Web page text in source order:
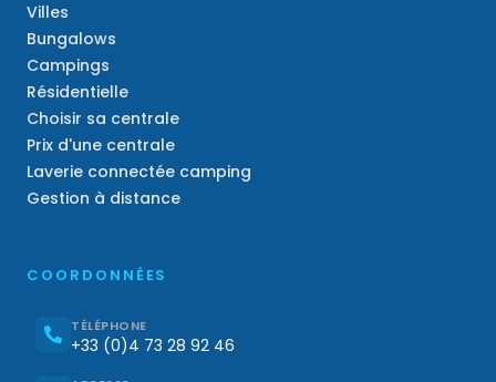
Villes
Bungalows
Campings
Résidentielle
Choisir sa centrale
Prix d'une centrale
Laverie connectée camping
Gestion à distance
COORDONNÉES
TÉLÉPHONE
+33 (0)4 73 28 92 46